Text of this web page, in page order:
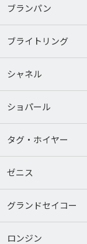
ブランパン
ブライトリング
シャネル
ショパール
タグ・ホイヤー
ゼニス
グランドセイコー
ロンジン